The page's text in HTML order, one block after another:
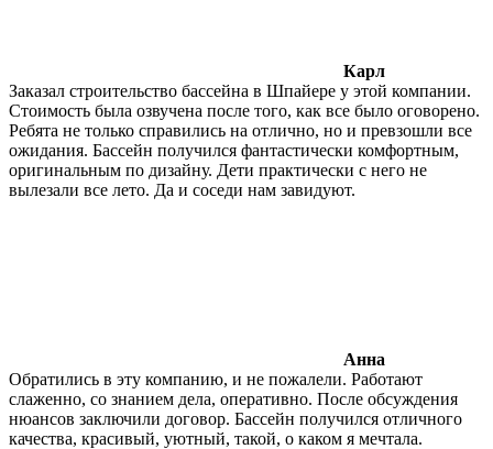
Карл
Заказал строительство бассейна в Шпайере у этой компании.
Стоимость была озвучена после того, как все было оговорено.
Ребята не только справились на отлично, но и превзошли все
ожидания. Бассейн получился фантастически комфортным,
оригинальным по дизайну. Дети практически с него не
вылезали все лето. Да и соседи нам завидуют.
Анна
Обратились в эту компанию, и не пожалели. Работают
слаженно, со знанием дела, оперативно. После обсуждения
нюансов заключили договор. Бассейн получился отличного
качества, красивый, уютный, такой, о каком я мечтала.